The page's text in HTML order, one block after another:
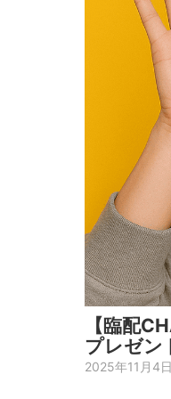
【臨配
プレゼン
2025年11月4日